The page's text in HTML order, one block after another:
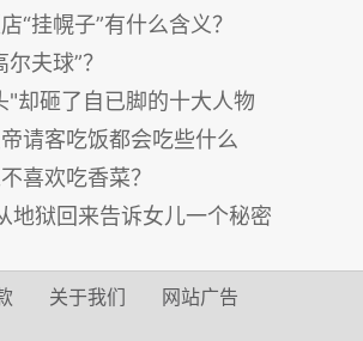
“挂幌子”有什么含义？
夫球”？
"却砸了自已脚的十大人物
请客吃饭都会吃些什么
喜欢吃香菜？
地狱回来告诉女儿一个秘密
关于我们 网站广告